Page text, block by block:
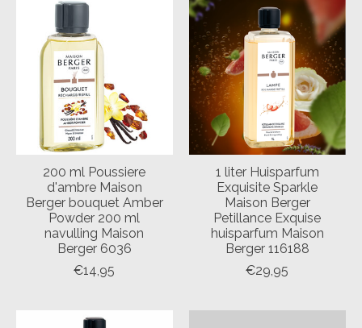
200 ml Poussiere
d'ambre Maison
Berger bouquet Amber
Powder 200 ml
navulling Maison
Berger 6036
€14,95
1 liter Huisparfum
Exquisite Sparkle
Maison Berger
Petillance Exquise
huisparfum Maison
Berger 116188
€29,95